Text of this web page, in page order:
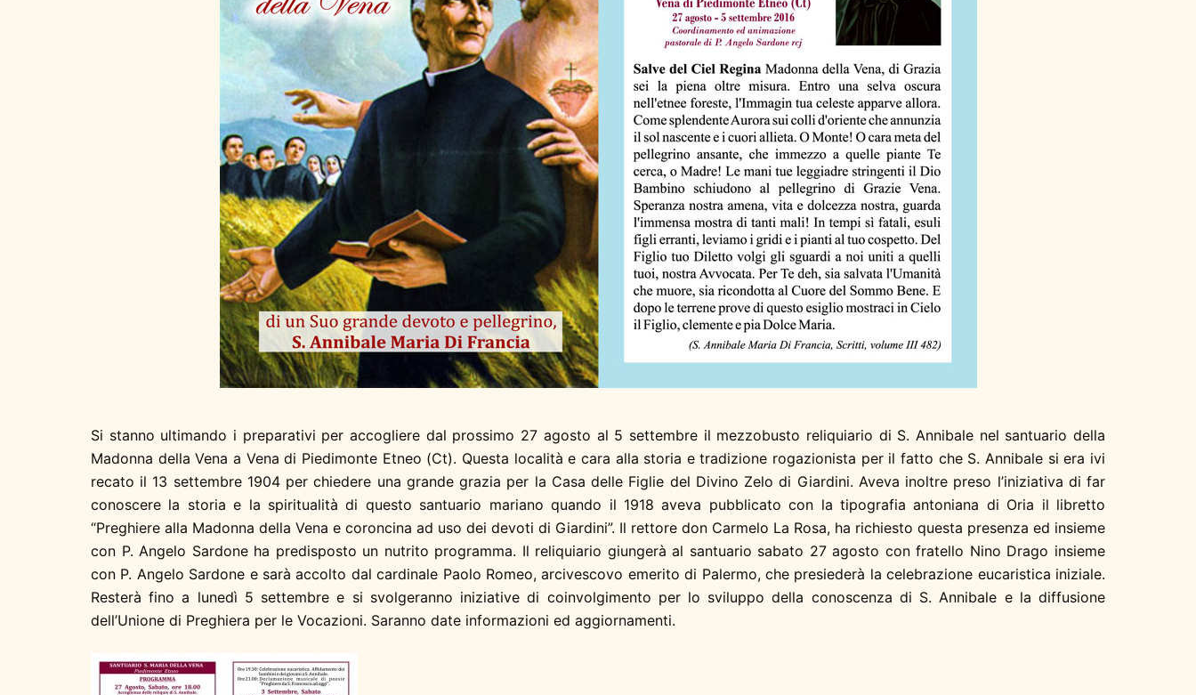
Si stanno ultimando i preparativi per accogliere dal prossimo 27 agosto al 5 settembre il mezzobusto reliquiario di S. Annibale nel santuario della
Madonna della Vena a Vena di Piedimonte Etneo (Ct). Questa località e cara alla storia e tradizione rogazionista per il fatto che S. Annibale si era ivi
recato il 13 settembre 1904 per chiedere una grande grazia per la Casa delle Figlie del Divino Zelo di Giardini. Aveva inoltre preso l’iniziativa di far
conoscere la storia e la spiritualità di questo santuario mariano quando il 1918 aveva pubblicato con la tipografia antoniana di Oria il libretto
“Preghiere alla Madonna della Vena e coroncina ad uso dei devoti di Giardini”. Il rettore don Carmelo La Rosa, ha richiesto questa presenza ed insieme
con P. Angelo Sardone ha predisposto un nutrito programma. Il reliquiario giungerà al santuario sabato 27 agosto con fratello Nino Drago insieme
con P. Angelo Sardone e sarà accolto dal cardinale Paolo Romeo, arcivescovo emerito di Palermo, che presiederà la celebrazione eucaristica iniziale.
Resterà fino a lunedì 5 settembre e si svolgeranno iniziative di coinvolgimento per lo sviluppo della conoscenza di S. Annibale e la diffusione
dell’Unione di Preghiera per le Vocazioni. Saranno date informazioni ed aggiornamenti.